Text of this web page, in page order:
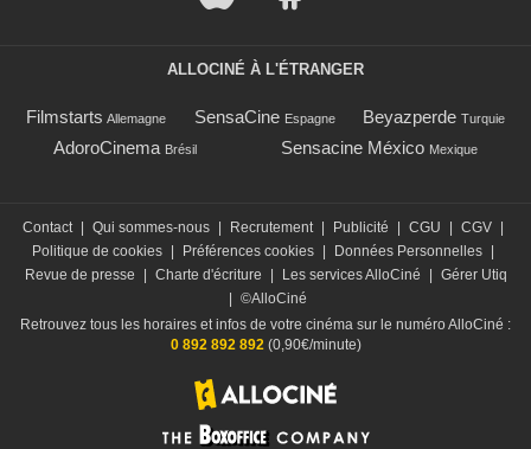
ALLOCINÉ À L'ÉTRANGER
Filmstarts Allemagne SensaCine Espagne Beyazperde Turquie
AdoroCinema Brésil Sensacine México Mexique
Contact Qui sommes-nous Recrutement Publicité CGU CGV
Politique de cookies
Préférences cookies Données Personnelles
Revue de presse
Charte d'écriture Les services AlloCiné
Gérer Utiq
©AlloCiné
Retrouvez tous les horaires et infos de votre cinéma sur le numéro AlloCiné :
0 892 892 892(0,90€/minute)